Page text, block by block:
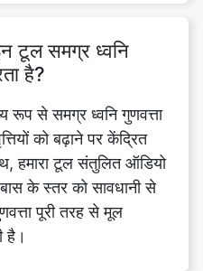
को बढ़ाने पर केंद्रित
हमारा टूल संतुलित ऑडियो
के स्तर को सावधानी से
पूरी तरह से मूल
है।
पर काम